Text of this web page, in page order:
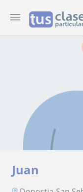
Juan